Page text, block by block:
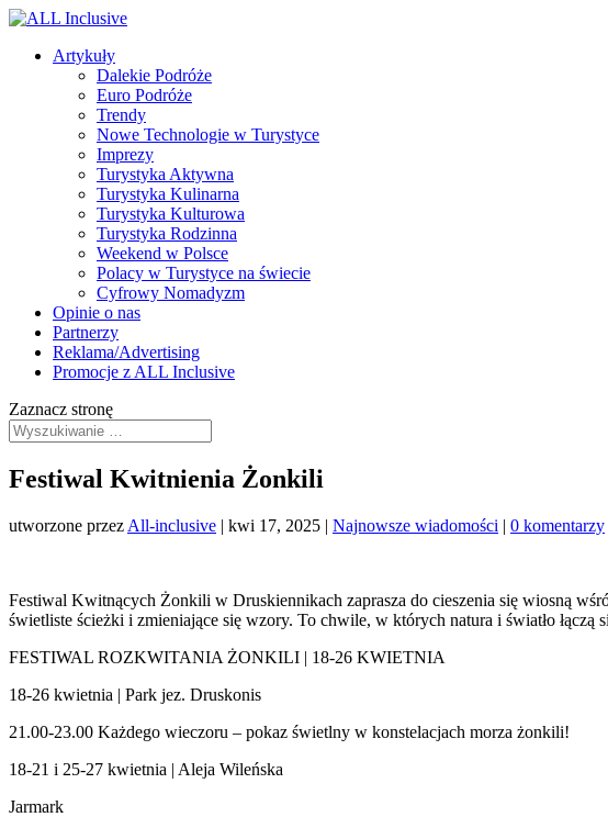
Artykuły
Dalekie Podróże
Euro Podróże
Trendy
Nowe Technologie w Turystyce
Imprezy
Turystyka Aktywna
Turystyka Kulinarna
Turystyka Kulturowa
Turystyka Rodzinna
Weekend w Polsce
Polacy w Turystyce na świecie
Cyfrowy Nomadyzm
Opinie o nas
Partnerzy
Reklama/Advertising
Promocje z ALL Inclusive
Zaznacz stronę
Festiwal Kwitnienia Żonkili
utworzone przez All-inclusive | kwi 17, 2025 | Najnowsze wiadomości | 0 komentarzy
Festiwal Kwitnących Żonkili w Druskiennikach zaprasza do cieszenia się wiosną
świetliste ścieżki i zmieniające się wzory. To chwile, w których natura i światło
FESTIWAL ROZKWITANIA ŻONKILI | 18-26 KWIETNIA
18-26 kwietnia | Park jez. Druskonis
21.00-23.00 Każdego wieczoru – pokaz świetlny w konstelacjach morza żonkili!
18-21 i 25-27 kwietnia | Aleja Wileńska
Jarmark